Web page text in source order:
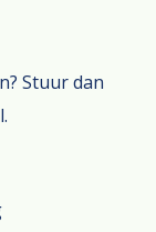
Stuur dan